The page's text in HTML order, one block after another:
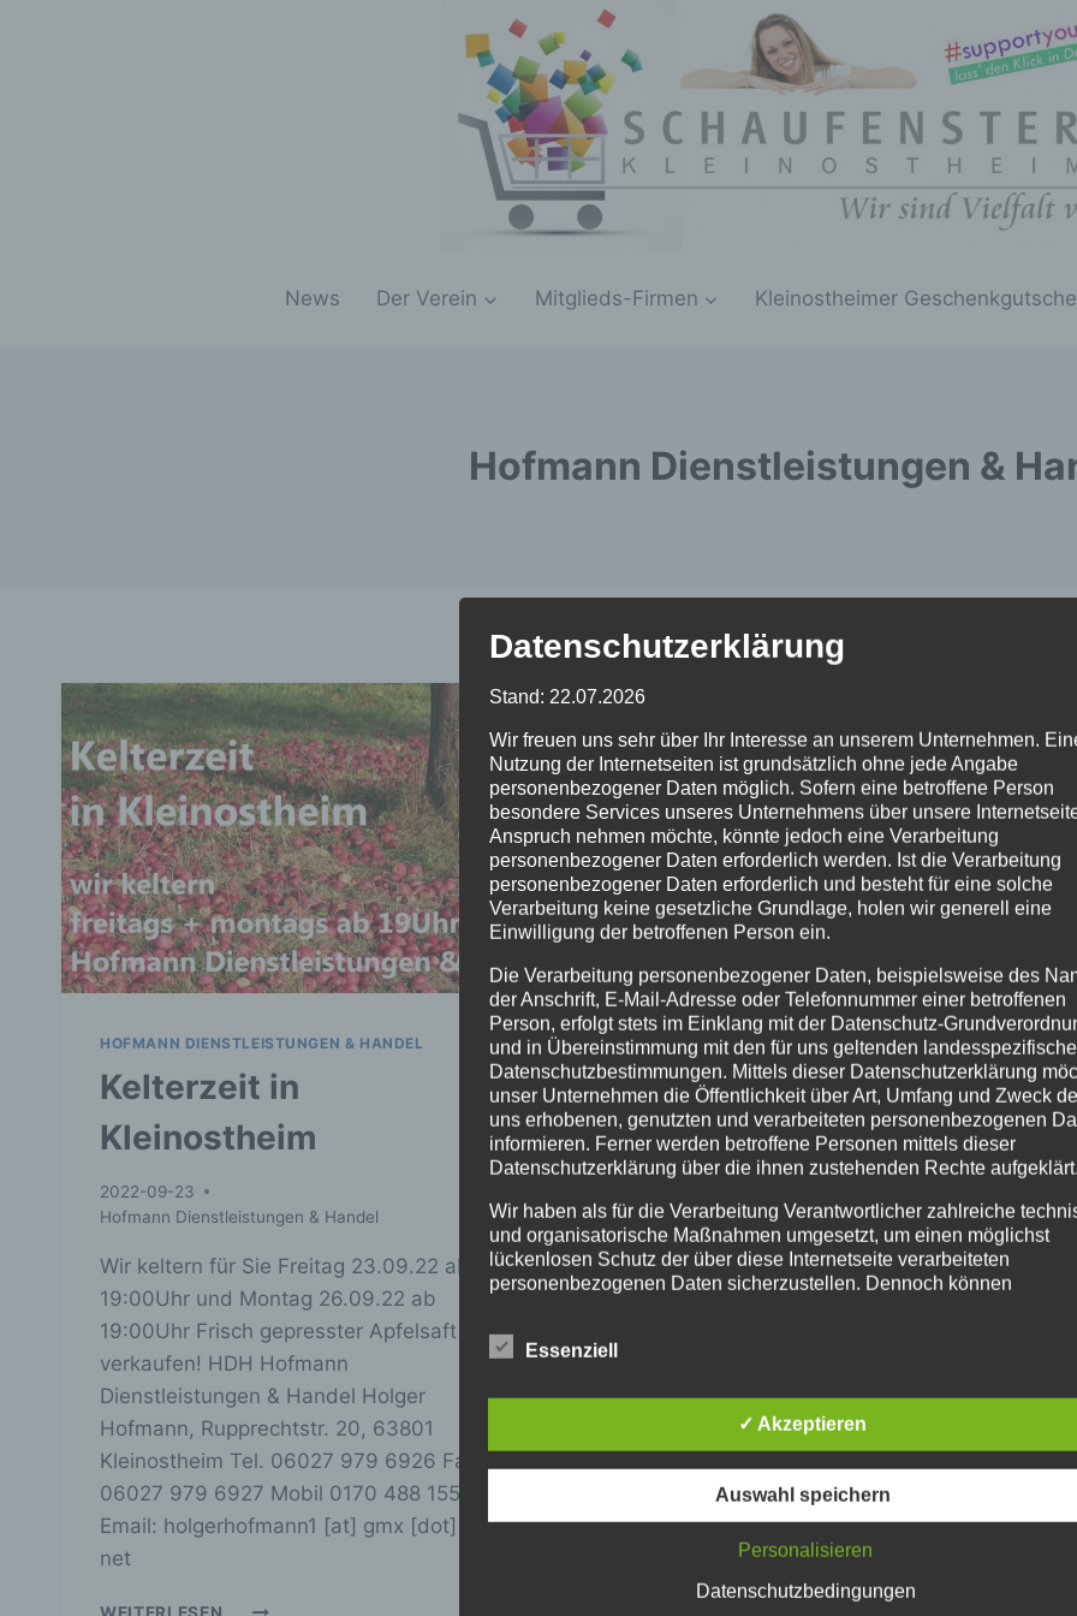
News Der Verein Mitglieds-Firmen Kleinostheimer
Hofmann Dienstleistungen &
HOFMANN DIENSTLEISTUNGEN & HANDEL
Kelterzeit in
Kleinostheim
2022-09-23
Hofmann Dienstleistungen & Handel
Wir keltern für Sie Freitag 23.09.22 ab
19:00Uhr und Montag 26.09.22 ab
19:00Uhr Frisch gepresster Apfelsaft zu
verkaufen! HDH Hofmann
Dienstleistungen & Handel Holger
Hofmann, Rupprechtstr. 20, 63801
Kleinostheim Tel. 06027 979 6926 Fax
06027 979 6927 Mobil 0170 488 1554
Email: holgerhofmann1 [at] gmx [dot]
net
KELTERZEIT
Datenschutzerklärung
Stand: 22.07.2026
Wir freuen uns sehr über Ihr Interesse an unserem Unternehmen.
Nutzung der Internetseiten ist grundsätzlich ohne jede Angabe
personenbezogener Daten möglich. Sofern eine betroffene Person
besondere Services unseres Unternehmens über unsere
Anspruch nehmen möchte, könnte jedoch eine Verarbeitung
personenbezogener Daten erforderlich werden. Ist die Verarbeitung
personenbezogener Daten erforderlich und besteht für eine solche
Verarbeitung keine gesetzliche Grundlage, holen wir generell eine
Einwilligung der betroffenen Person ein.
Die Verarbeitung personenbezogener Daten, beispielsweise des
der Anschrift, E-Mail-Adresse oder Telefonnummer einer betroffenen
Person, erfolgt stets im Einklang mit der Datenschutz-
und in Übereinstimmung mit den für uns geltenden
Datenschutzbestimmungen. Mittels dieser Datenschutzerklärung
unser Unternehmen die Öffentlichkeit über Art, Umfang und Zweck
uns erhobenen, genutzten und verarbeiteten personenbezogenen
informieren. Ferner werden betroffene Personen mittels dieser
Datenschutzerklärung über die ihnen zustehenden Rechte aufgeklärt.
Wir haben als für die Verarbeitung Verantwortlicher zahlreiche
und organisatorische Maßnahmen umgesetzt, um einen möglichst
lückenlosen Schutz der über diese Internetseite verarbeiteten
personenbezogenen Daten sicherzustellen. Dennoch können
aufweisen, sodass ein absoluter Schutz nicht gewährleistet werden
Aus diesem Grund steht es jeder betroffenen Person frei,
telefonisch, an uns zu übermitteln.
Begriffsbestimmungen
Die Datenschutzerklärung beruht auf den Begrifflichkeiten, die durch
Datenschutz-Grundverordnung (DS-GVO) verwendet wurden. Unsere
Datenschutzerklärung soll sowohl für die Öffentlichkeit als auch für
Kunden und Geschäftspartner einfach lesbar und verständlich sein.
Essenziell
✓ Akzeptieren
Auswahl speichern
Personalisieren
Datenschutzbedingungen